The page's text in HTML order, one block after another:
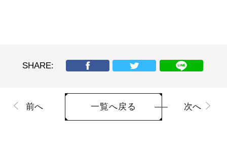
SHARE:
前へ 一覧へ戻る 次へ